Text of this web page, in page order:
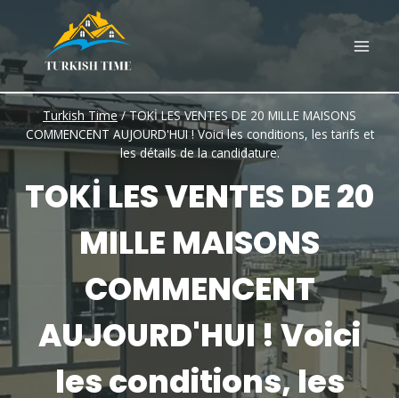
content
Turkish Time/TOKİ LES VENTES DE 20 MILLE MAISONS
COMMENCENT AUJOURD'HUI ! Voici les conditions, les tarifs et
les détails de la candidature.
TOKİ LES VENTES DE 20
MILLE MAISONS
COMMENCENT
AUJOURD'HUI ! Voici
les conditions, les